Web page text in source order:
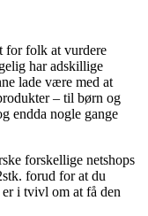
for folk at vurdere
har adskillige
lade være med at
– til børn og
endda nogle gange
forskellige netshops
forud for at du
i tvivl om at få den